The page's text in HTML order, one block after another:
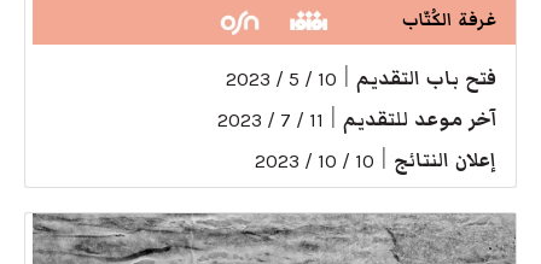
غرفة الكُتّاب
فتح باب التقديم 10 / 5 / 2023
آخر موعد للتقديم 11 / 7 / 2023
إعلان النتائج 10 / 10 / 2023